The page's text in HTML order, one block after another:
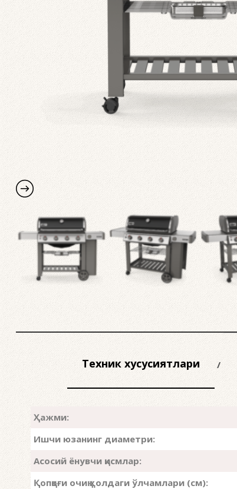
Техник хусусиятлари
Ҳажми:
Ишчи юзанинг диаметри:
Асосий ёнувчи қисмлар:
Қопқоғи очиқ ҳолдаги ўлчамлари (см):